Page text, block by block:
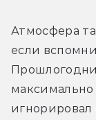
Атмосфера
если
максимально